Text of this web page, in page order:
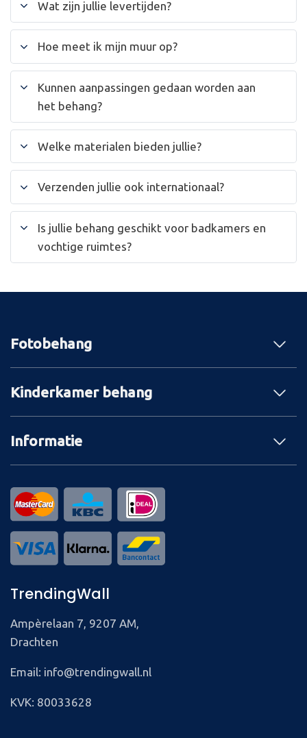
Wat zijn jullie levertijden?
Hoe meet ik mijn muur op?
Kunnen aanpassingen gedaan worden aan
het behang?
Welke materialen bieden jullie?
Verzenden jullie ook internationaal?
Is jullie behang geschikt voor badkamers en
vochtige ruimtes?
Fotobehang
Kinderkamer behang
Informatie
TrendingWall
Ampèrelaan 7, 9207 AM,
Drachten
Email: info@trendingwall.nl
KVK: 80033628